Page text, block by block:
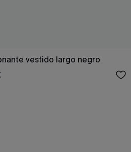
vestido largo negro